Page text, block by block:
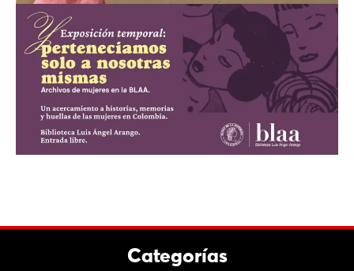
Categorías